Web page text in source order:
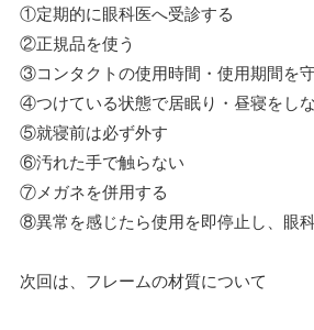
①定期的に眼科医へ受診する
②正規品を使う
③コンタクトの使用時間・使用期間を
④つけている状態で居眠り・昼寝をし
⑤就寝前は必ず外す
⑥汚れた手で触らない
⑦メガネを併用する
⑧異常を感じたら使用を即停止し、眼
次回は、フレームの材質について